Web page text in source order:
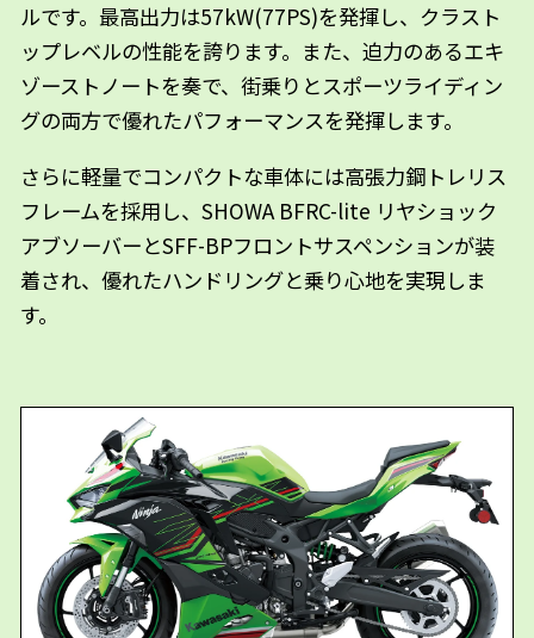
ルです。最高出力は57kW(77PS)を発揮し、クラスト
ップレベルの性能を誇ります。また、迫力のあるエキ
ゾーストノートを奏で、街乗りとスポーツライディン
グの両方で優れたパフォーマンスを発揮します。
さらに軽量でコンパクトな車体には高張力鋼トレリス
フレームを採用し、SHOWA BFRC-lite リヤショック
アブソーバーとSFF-BPフロントサスペンションが装
着され、優れたハンドリングと乗り心地を実現しま
す。